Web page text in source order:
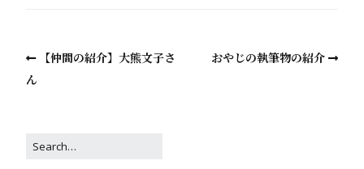
【仲間の紹介】大熊文子さ
ん
おやじの執筆物の紹介